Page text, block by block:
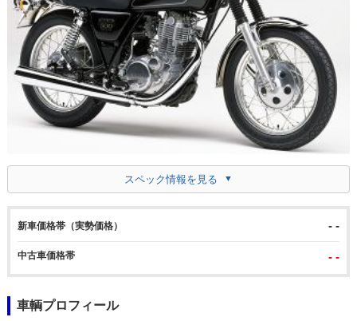
スペック情報を見る
新車価格帯（実勢価格） - -
中古車価格帯 - -
車輌プロフィール